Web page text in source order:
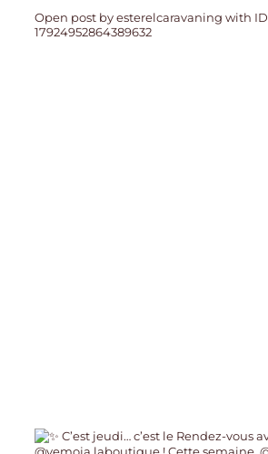
Open post by esterelcaravaning with ID
17924952864389632